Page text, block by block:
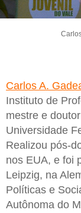
Carlos A.
Instituto de
mestre e
Universidade
Realizou pós-
nos EUA, e foi
Leipzig, na
Políticas e
Autônoma do